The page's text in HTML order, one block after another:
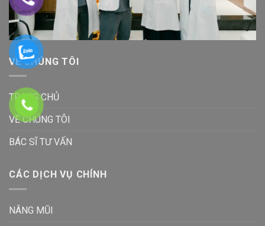
VỀ CHÚNG TÔI
TRANG CHỦ
VỀ CHÚNG TÔI
BÁC SĨ TƯ VẤN
CÁC DỊCH VỤ CHÍNH
NÂNG MŨI